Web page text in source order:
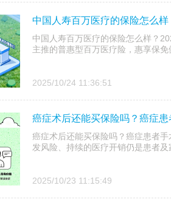
中国人寿百万医疗的保险怎么
中国人寿百万医疗的保险怎么样？
主推的普惠型百万医疗险，惠享保
2025/10/24 11:36:51
癌症术后还能买保险吗？癌症
癌症术后还能买保险吗？癌症患者
发风险、持续的医疗开销仍是患者
2025/10/23 11:15:49